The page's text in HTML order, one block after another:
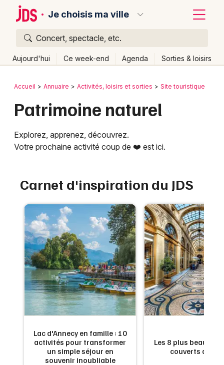
Je choisis ma ville
Concert, spectacle, etc.
Aujourd'hui Ce week-end Agenda Sorties & loisirs
Publier un événement
Grands événements
Foires & salons
Spectacles
Concerts
Sports
Soirées
Sorties famille
Bordeaux
Lille
Marseille
Mulhouse
Montpellier
Nantes
Nice
Paris
Strasbourg
Toulouse
Toutes les villes
Retour
Accueil Annuaire Activités, loisirs et sorties Site touristique
Patrimoine naturel
Explorez, apprenez, découvrez.
Votre prochaine activité coup de ❤️ est ici.
Carnet d'inspiration du JDS
Lac d'Annecy en famille : 10
activités pour transformer
un simple séjour en
souvenir inoubliable
Les 8 plus beaux
couverts de
Quoi ?
Où ?
Quand ?
Aujourd'hui
Demain Ce week-end